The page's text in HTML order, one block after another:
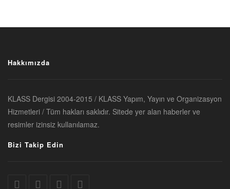
Hakkımızda
KLASS Dergisi 2004-2015 / KLASS Yapım, Yayın ve Organizasyon
Hizmetleri / Tüm hakları saklıdır. Sitede yer alan haberler ve
resimler izinsiz kullanılamaz.
Bizi Takip Edin